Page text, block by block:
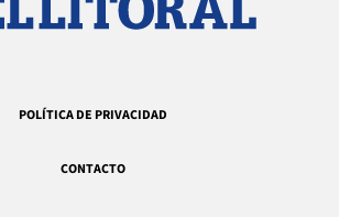
POLÍTICA DE PRIVACIDAD
CONTACTO